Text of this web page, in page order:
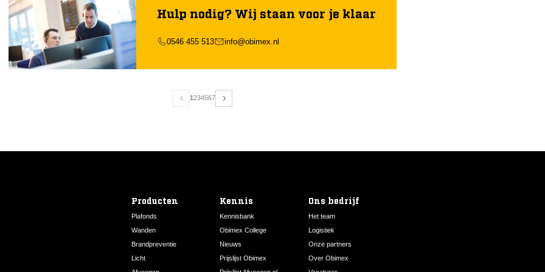
Hulp nodig? Wij staan voor je klaar
0546 455 513 info@obimex.nl
1234567
Producten
Plafonds
Wanden
Brandpreventie
Licht
Kennis
Kennisbank
Obimex College
Nieuws
Prijslijst Obimex
Ons bedrijf
Het team
Logistiek
Onze partners
Over Obimex